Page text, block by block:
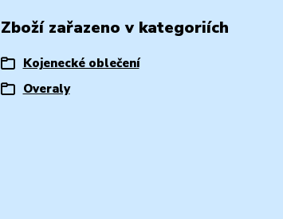
Zboží zařazeno v kategoriích
Kojenecké oblečení
Overaly